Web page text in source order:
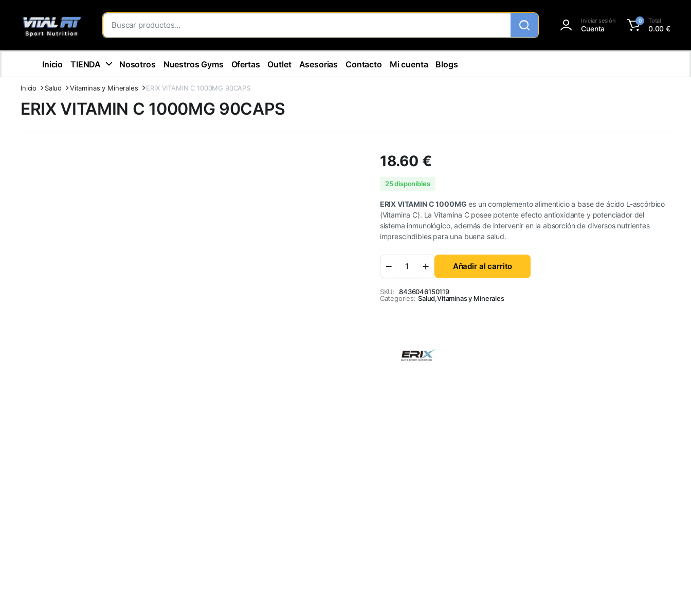
Iniciar sesión
Cuenta
0 Total
0.00€
Inicio TIENDA Nosotros Nuestros Gyms Ofertas Outlet Asesorias Contacto Mi cuenta Blogs
Inicio Salud Vitaminas y Minerales ERIX VITAMIN C 1000MG 90CAPS
ERIX VITAMIN C 1000MG 90CAPS
18.60 €
25 disponibles
ERIX VITAMIN C 1000MG es un complemento alimenticio a base de ácido L-ascórbico
(Vitamina C). La Vitamina C posee potente efecto antioxidante y potenciador del
sistema inmunológico, además de intervenir en la absorción de diversos nutrientes
imprescindibles para una buena salud.
Añadir al carrito
SKU: 8436046150119
Categories: Salud,Vitaminas y Minerales